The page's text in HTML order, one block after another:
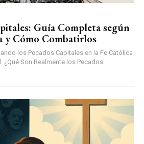
Guía Completa según
y Cómo Combatirlos
los Pecados Capitales en la Fe Católica
¿Qué Son Realmente los Pecados